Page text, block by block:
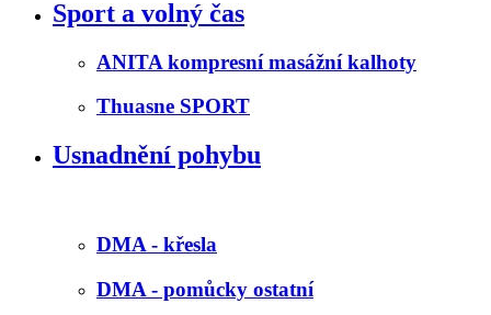
Sport a volný čas
ANITA kompresní masážní kalhoty
Thuasne SPORT
Usnadnění pohybu
DMA - křesla
DMA - pomůcky ostatní